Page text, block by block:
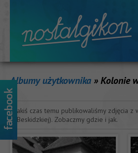
Albumy użytkownika » Kolonie
Jakiś czas temu publikowaliśmy zdjęcia
(Beskidzkiej). Zobaczmy gdzie i jak.